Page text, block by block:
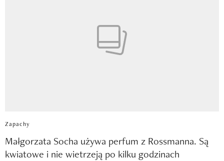
Zapachy
Małgorzata Socha używa perfum z Rossmanna. Są
kwiatowe i nie wietrzeją po kilku godzinach